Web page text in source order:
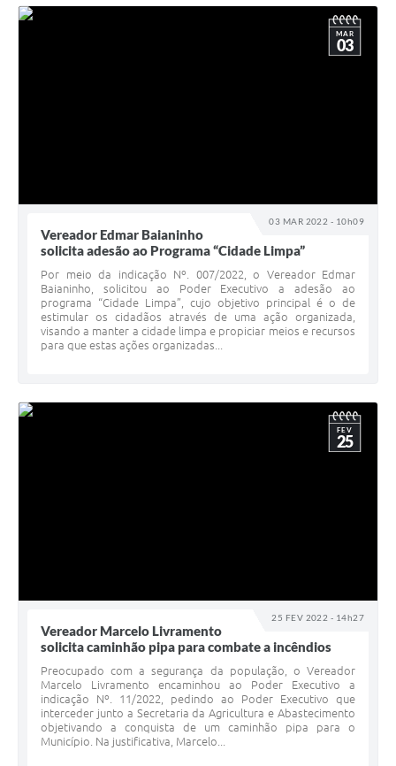
03 MAR 2022 - 10h09
MAR
03
Vereador Edmar Baianinho
solicita adesão ao Programa “Cidade Limpa”
Por meio da indicação Nº. 007/2022, o Vereador Edmar
Baianinho, solicitou ao Poder Executivo a adesão ao
programa “Cidade Limpa”, cujo objetivo principal é o de
estimular os cidadãos através de uma ação organizada,
visando a manter a cidade limpa e propiciar meios e recursos
para que estas ações organizadas...
25 FEV 2022 - 14h27
FEV
25
Vereador Marcelo Livramento
solicita caminhão pipa para combate a incêndios
Preocupado com a segurança da população, o Vereador
Marcelo Livramento encaminhou ao Poder Executivo a
indicação Nº. 11/2022, pedindo ao Poder Executivo que
interceder junto a Secretaria da Agricultura e Abastecimento
objetivando a conquista de um caminhão pipa para o
Município. Na justificativa, Marcelo...